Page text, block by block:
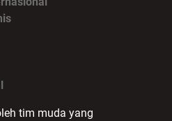
tim muda yang